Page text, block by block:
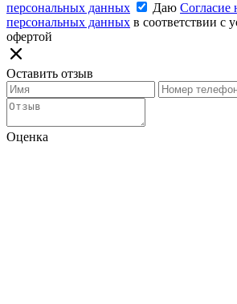
персональных данных
Даю Согласие
персональных данных в соответствии с
офертой
Оставить отзыв
Оценка